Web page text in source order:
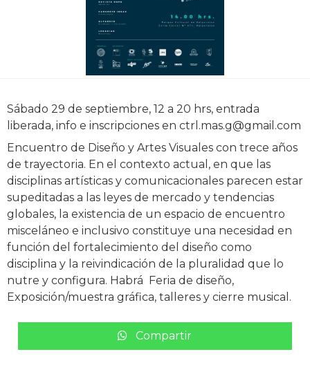
Sábado 29 de septiembre, 12 a 20 hrs, entrada
liberada, info e inscripciones en ctrl.mas.g@gmail.com
Encuentro de Diseño y Artes Visuales con trece años
de trayectoria. En el contexto actual, en que las
disciplinas artísticas y comunicacionales parecen estar
supeditadas a las leyes de mercado y tendencias
globales, la existencia de un espacio de encuentro
misceláneo e inclusivo constituye una necesidad en
función del fortalecimiento del diseño como
disciplina y la reivindicación de la pluralidad que lo
nutre y configura. Habrá Feria de diseño,
Exposición/muestra gráfica, talleres y cierre musical.
Compartir